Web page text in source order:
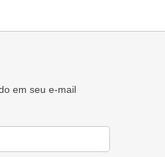
em seu e-mail